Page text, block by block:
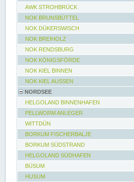
AWK STROHBRÜCK
NOK BRUNSBÜTTEL
NOK DÜKERSWISCH
NOK BREIHOLZ
NOK RENDSBURG
NOK KÖNIGSFÖRDE
NOK KIEL BINNEN
NOK KIEL AUSSEN
NORDSEE
HELGOLAND BINNENHAFEN
PELLWORM ANLEGER
WITTDÜN
BORKUM FISCHERBALJE
BORKUM SÜDSTRAND
HELGOLAND SÜDHAFEN
BÜSUM
HUSUM